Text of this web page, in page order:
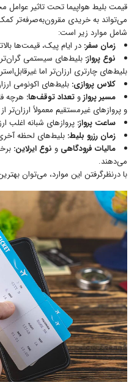
قیمت بلیط هواپیما تحت تاثیر عوامل
می‌تواند به خریدی مقرون‌به‌صرفه‌تر
شامل موارد زیر است:
زمان سفر: در ایام پیک، قیمت‌ها
نوع پرواز: بلیط‌های سیستمی گران‌تر
بلیط‌های چارتری ارزان‌تر اما
کلاس پروازی: بلیط‌های اکونومی
مسیر پروازو تعداد توقف‌ها: هرچه
و پروازهای غیرمستقیم معمولاً ارزان‌تر
ساعت پرواز: پروازهای شبانه اغلب
زمان رزرو بلیط: بلیط‌های لحظه
مالیات فرودگاهی و نوع ایرلاین:
می‌دهند.
با درنظرگرفتن این موارد، می‌توان